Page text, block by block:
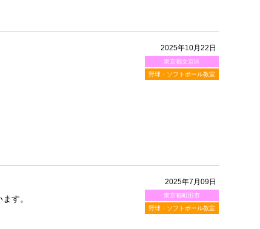
2025年10月22日
東京都文京区
野球・ソフトボール教室
2025年7月09日
東京都町田市
野球・ソフトボール教室
す。